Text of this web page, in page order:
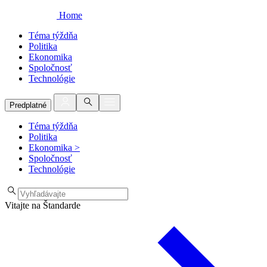
Home
Téma týždňa
Politika
Ekonomika
Spoločnosť
Technológie
Predplatné
Téma týždňa
Politika
Ekonomika >
Spoločnosť
Technológie
Vitajte na Štandarde